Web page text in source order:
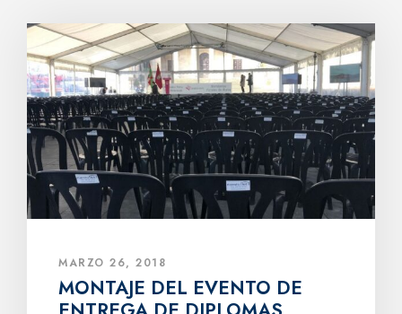
MARZO 26, 2018
MONTAJE DEL EVENTO DE